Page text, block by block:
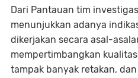
Dari Pantauan tim
menunjukkan adanya
dikerjakan secara asal-
mempertimbangkan
tampak banyak retakan,